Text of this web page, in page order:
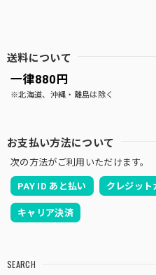
送料について
一律880円
※北海道、沖縄・離島は除く
お支払い方法について
次の方法がご利用いただけます。
PAY ID あと払い クレジット
キャリア決済
SEARCH